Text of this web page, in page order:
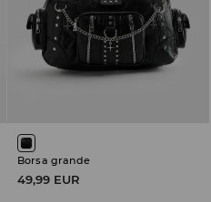
Borsa grande
49,99 EUR